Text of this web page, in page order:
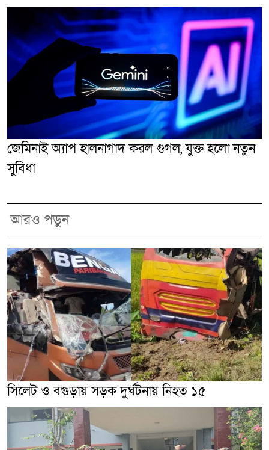
জেমিনাই অ্যাপ হালনাগাদ করল গুগল, যুক্ত হলো নতুন
সুবিধা
আরও পড়ুন
সিলেট ও বগুড়ায় সড়ক দুর্ঘটনায় নিহত ১৫